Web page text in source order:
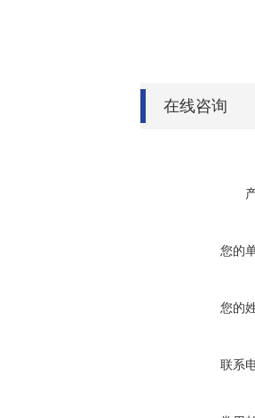
在线咨询
您的
您的
联系